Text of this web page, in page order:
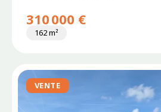
310 000 €
162 m²
VENTE